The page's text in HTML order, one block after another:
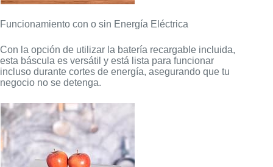
Funcionamiento con o sin Energía Eléctrica
Con la opción de utilizar la batería recargable incluida,
esta báscula es versátil y está lista para funcionar
incluso durante cortes de energía, asegurando que tu
negocio no se detenga.